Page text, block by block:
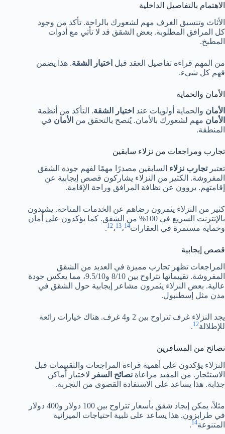
الاهتمام بالتفاصيل الداخلية
الأثاث وتنسيق الغرف مهم لشعورك بالراحة. تأكد من وجود
كل المرافق المطلوبة. بعض الشقق قد لا تأتي مع أدوات
المطبخ.
من المهم قراءة تفاصيل العقد قبل اختيار الشقة. هذا يضمن
فهم كل شيء.
الأمان والحماية
الأمان والحماية أولويات عند اختيار الشقة. التأكد من أنظمة
الأمان مهم لشعورك بالأمان. يُنصح بالتحقق من الأمان في
المنطقة.
تجارب ومراجعات من نزلاء سابقين
تعتبرتجارب نزلاء السابقين مصدرًا مهمًا لفهم جودة الشقق
المفروشة. الكثير من النزلاء يشاركون قصص إيجابية عن
إقامتهم. يروون عن نظافة المرافق وراحة الإقامة.
كثير من النزلاء يثمرون رضاهم عن الخدمات المتاحة. يشيدون
بالإنترنت السريع في 100% من الشقق. كما يؤكدون على أمان
وحماية مستمرة في العقارات
12،13،14
.
قصص إيجابية
المراجعات تظهر تجارب مميزة في العديد من الشقق
المفروشة. تقييماتها تتراوح بين 8/10 و9.5/10، مما يعكس جودة
عالية. بعض النزلاء يثمرون مشاعر إيجابية حول الشقق في
مدن مثل إسطنبول.
يجد النزلاء غرف تتراوح بين 2 و4 غرف. هناك خيارات رائعة
للإطلالة12
.
نصائح من المسافرين
النزلاء يؤكدون على أهمية قراءة المراجعات والتقييمات قبل
الاستئجار. من المفيد مراعاة نصائح السفر لاختيار أماكن
جذابة. هذا يساعد على الاستفادة القصوى من التجربة.
مثلاً، يمكن إيجاد شقق بأسعار تتراوح بين 100 دولار و400 دولار
في طرابزون. هذا يساعد على تلبية احتياجات الميزانية
المتنوعة14
.